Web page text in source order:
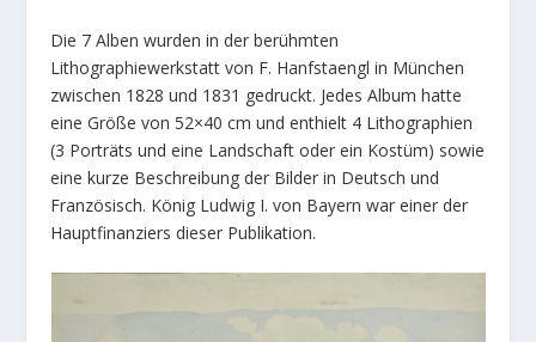
Die 7 Alben wurden in der berühmten
Lithographiewerkstatt von F. Hanfstaengl in München
zwischen 1828 und 1831 gedruckt. Jedes Album hatte
eine Größe von 52×40 cm und enthielt 4 Lithographien
(3 Porträts und eine Landschaft oder ein Kostüm) sowie
eine kurze Beschreibung der Bilder in Deutsch und
Französisch. König Ludwig I. von Bayern war einer der
Hauptfinanziers dieser Publikation.